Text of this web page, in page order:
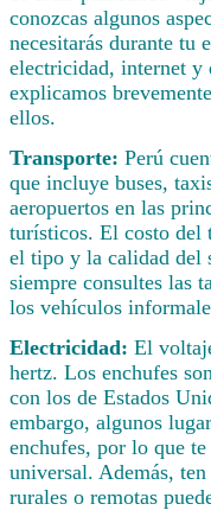
conozcas algunos
necesitarás durante tu
electricidad, internet y
explicamos
ellos.
Transporte: Perú
que incluye buses,
aeropuertos en las
turísticos. El costo del
el tipo y la calidad del
siempre consultes las
los vehículos
Electricidad: El
hertz. Los enchufes
con los de Estados
embargo, algunos
enchufes, por lo que
universal. Además,
rurales o remotas